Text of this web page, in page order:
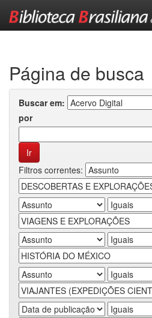
Página de busca
Buscar em:
por
Filtros correntes: